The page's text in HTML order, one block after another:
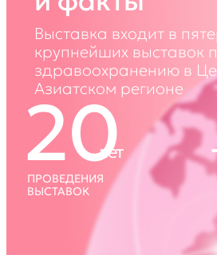
Партнёрские возможности